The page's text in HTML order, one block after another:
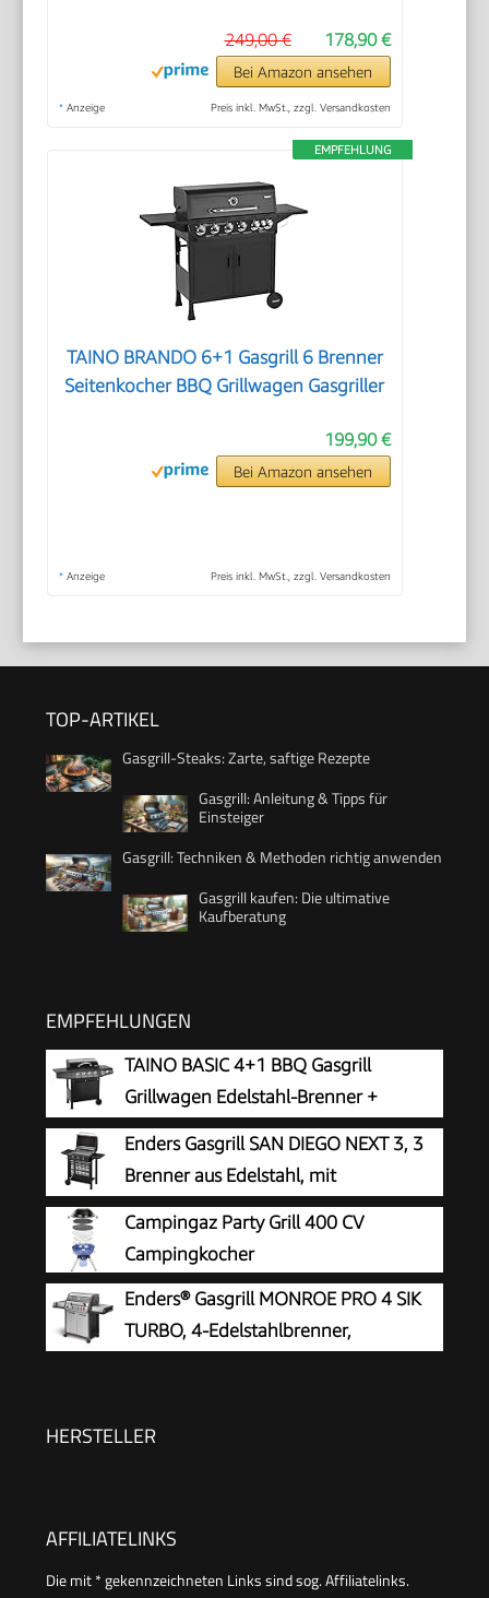
178,90 €
249,00 €
Bei Amazon ansehen
* Anzeige Preis inkl. MwSt., zzgl. Versandkosten
EMPFEHLUNG
TAINO BRANDO 6+1 Gasgrill 6 Brenner
Seitenkocher BBQ Grillwagen Gasgriller
199,90 €
Bei Amazon ansehen
* Anzeige Preis inkl. MwSt., zzgl. Versandkosten
TOP-ARTIKEL
Gasgrill-Steaks: Zarte, saftige Rezepte
Gasgrill: Anleitung & Tipps für
Einsteiger
Gasgrill: Techniken & Methoden richtig anwenden
Gasgrill kaufen: Die ultimative
Kaufberatung
EMPFEHLUNGEN
TAINO BASIC 4+1 BBQ Gasgrill
Grillwagen Edelstahl-Brenner +
Seitenkocher Grill TÜV (BASIC 4+1
Gasgrill)
Enders Gasgrill SAN DIEGO NEXT 3, 3
Brenner aus Edelstahl, mit
Grillthermometer, kleiner, Camping,
Edelstahlrost, Balkon Gas Grill,stabile
Seitenablagen#80166
Campingaz Party Grill 400 CV
Campingkocher
Enders® Gasgrill MONROE PRO 4 SIK
TURBO, 4-Edelstahlbrenner,
800 °C TURBO ZONE™, SIMPLE CLEAN™, #8378
HERSTELLER
AFFILIATELINKS
Die mit * gekennzeichneten Links sind sog. Affiliatelinks.